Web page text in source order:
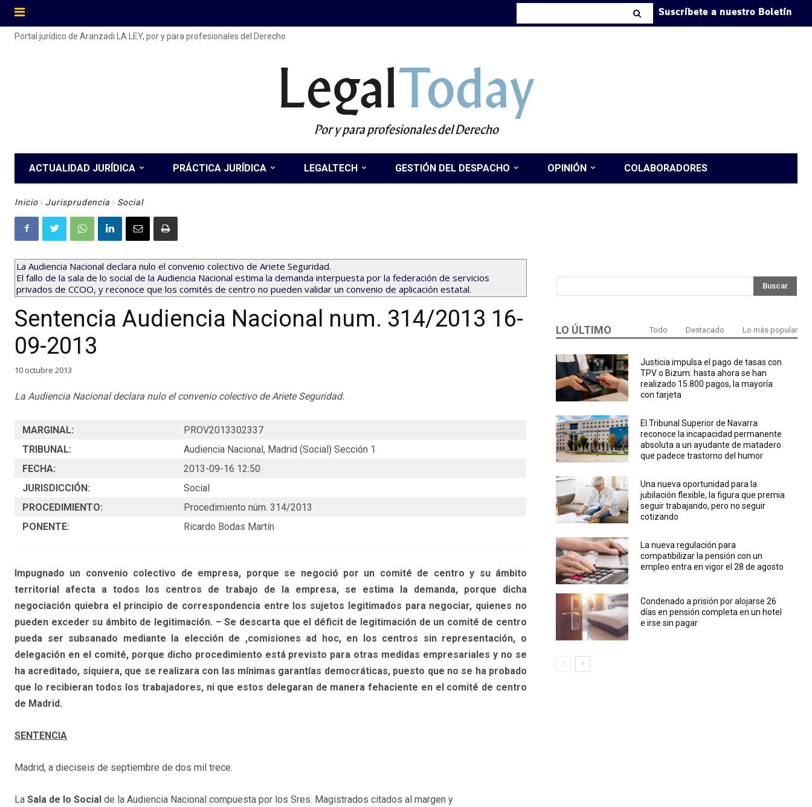
Suscríbete a nuestro Boletín
Portal jurídico de Aranzadi LA LEY, por y para profesionales del Derecho
LegalToday
Por y para profesionales del Derecho
ACTUALIDAD JURÍDICA PRÁCTICA JURÍDICA LEGALTECH GESTIÓN DEL DESPACHO OPINIÓN COLABORADORES
Inicio Jurisprudencia Social
La Audiencia Nacional declara nulo el convenio colectivo de Ariete Seguridad.
El fallo de la sala de lo social de la Audiencia Nacional estima la demanda interpuesta por la federación de servicios
privados de CCOO, y reconoce que los comités de centro no pueden validar un convenio de aplicación estatal.
Sentencia Audiencia Nacional num. 314/2013 16-
09-2013
10 octubre 2013
La Audiencia Nacional declara nulo el convenio colectivo de Ariete Seguridad.
MARGINAL:
PROV2013302337
TRIBUNAL:
Audiencia Nacional, Madrid (Social) Sección 1
FECHA:
2013-09-16 12:50
JURISDICCIÓN:
Social
PROCEDIMIENTO:
Procedimiento núm. 314/2013
PONENTE:
Ricardo Bodas Martín
Impugnado un convenio colectivo de empresa, porque se negoció por un comité de centro y su ámbito
territorial afecta a todos los centros de trabajo de la empresa, se estima la demanda, porque dicha
negociación quiebra el principio de correspondencia entre los sujetos legitimados para negociar, quienes no
pueden exceder su ámbito de legitimación. – Se descarta que el déficit de legitimación de un comité de centro
pueda ser subsanado mediante la elección de ,comisiones ad hoc, en los centros sin representación, o
delegación en el comité, porque dicho procedimiento está previsto para otras medidas empresariales y no se
ha acreditado, siquiera, que se realizara con las mínimas garantías democráticas, puesto que no se ha probado
que lo recibieran todos los trabajadores, ni que estos delegaran de manera fehaciente en el comité de centro
de Madrid.
SENTENCIA
Madrid, a dieciseis de septiembre de dos mil trece.
La Sala de lo Social de la Audiencia Nacional compuesta por los Sres. Magistrados citados al margen y
Buscar
LO ÚLTIMO Todo Destacado Lo más popular
Justicia impulsa el pago de tasas con
TPV o Bizum: hasta ahora se han
realizado 15.800 pagos, la mayoría
con tarjeta
El Tribunal Superior de Navarra
reconoce la incapacidad permanente
absoluta a un ayudante de matadero
que padece trastorno del humor
Una nueva oportunidad para la
jubilación flexible, la figura que premia
seguir trabajando, pero no seguir
cotizando
La nueva regulación para
compatibilizar la pensión con un
empleo entra en vigor el 28 de agosto
Condenado a prisión por alojarse 26
días en pensión completa en un hotel
e irse sin pagar